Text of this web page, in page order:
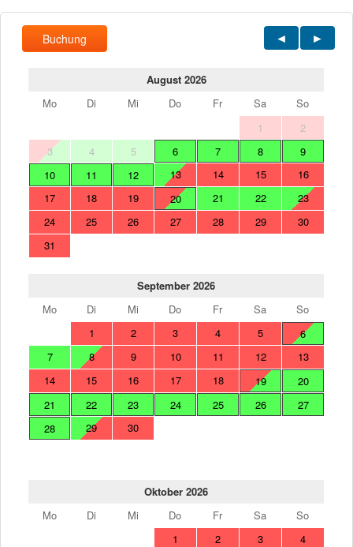
Buchung
August 2026
Mo
Di Mi Do Fr Sa
So
1
2
3
4 5 6 7 8
9
10
11 12 13 14 15
16
17
18 19 20 21 22
23
24
25 26 27 28 29
30
31
September 2026
Mo
Di Mi Do Fr Sa
So
1
2 3 4 5
6
7
8 9 10 11 12
13
14
15 16 17 18 19
20
21
22 23 24 25 26
27
28
29 30
Oktober 2026
Mo
Di Mi Do Fr Sa
So
1
2 3
4